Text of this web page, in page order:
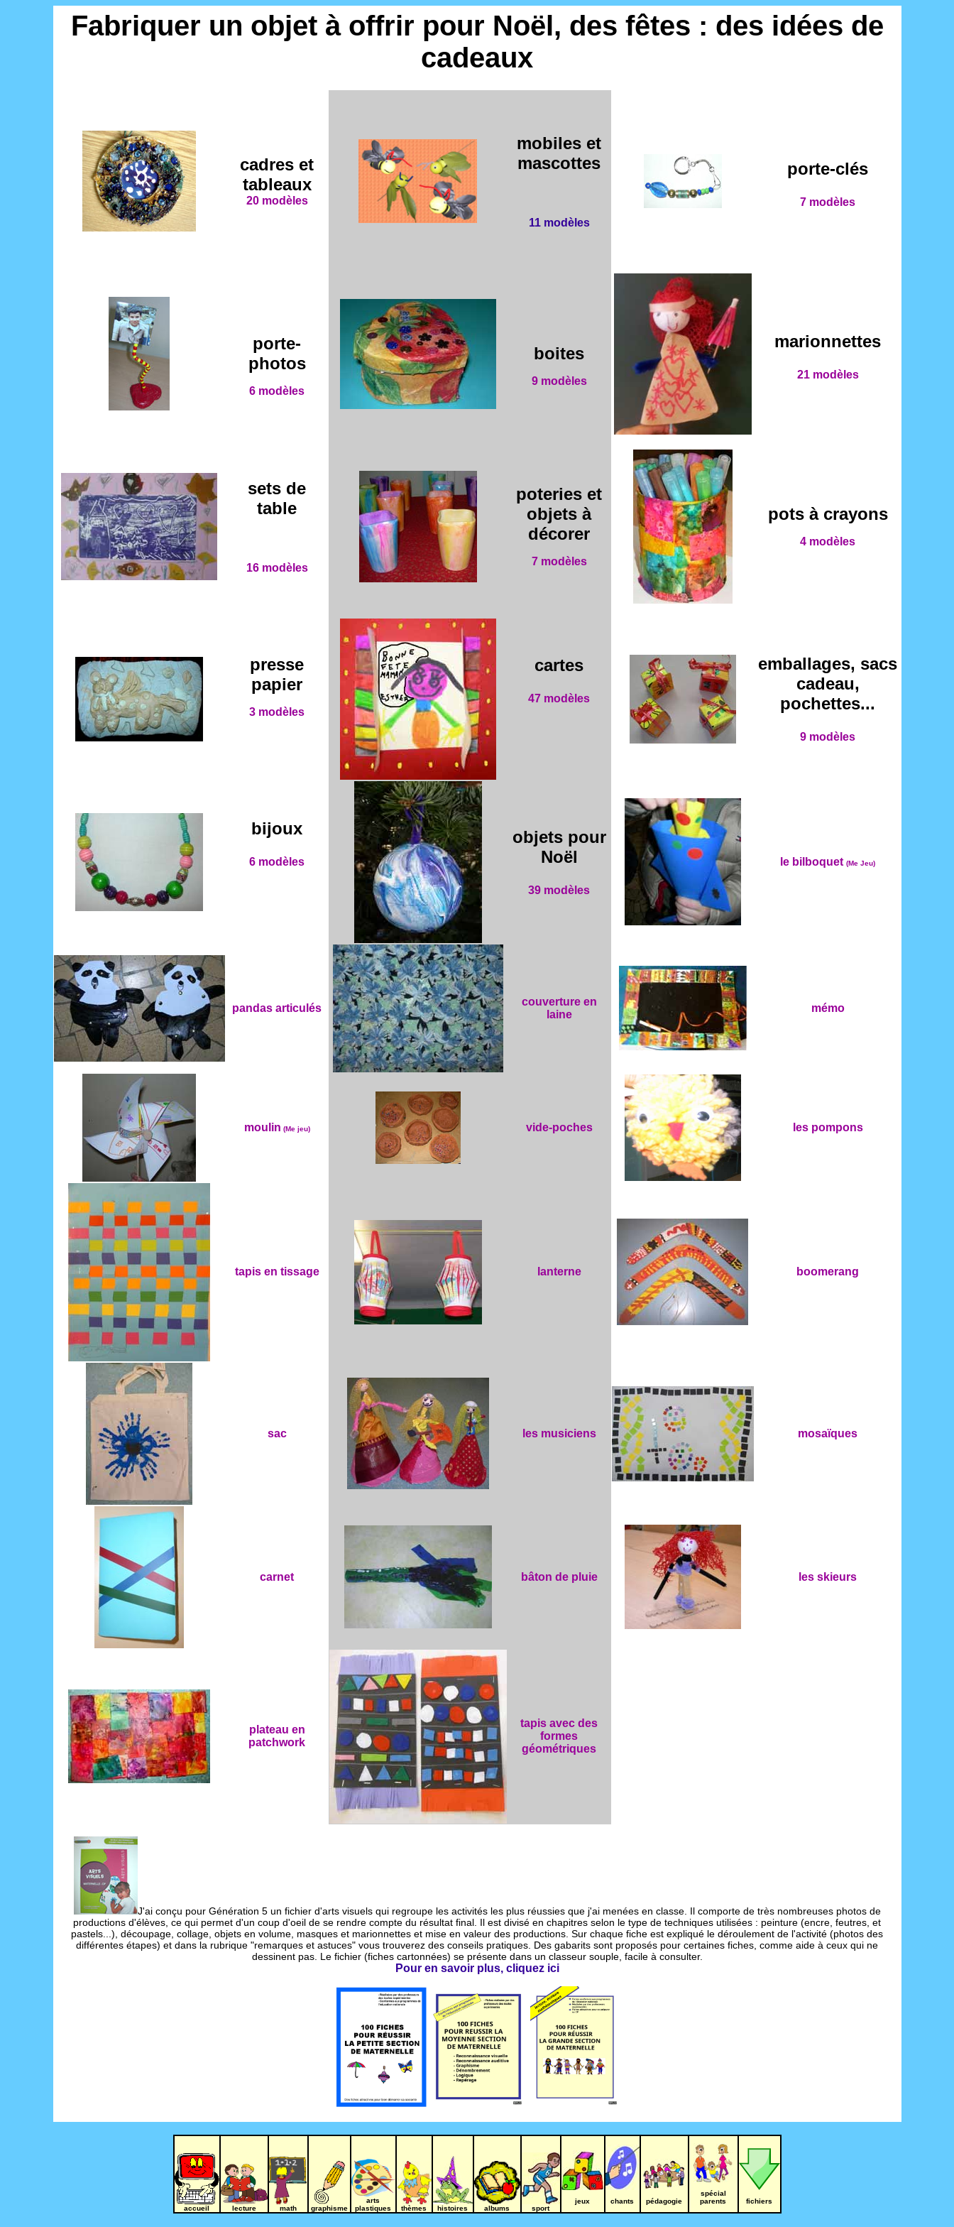
Fabriquer un objet à offrir pour Noël, des fêtes : des idées de
cadeaux
cadres et
tableaux
20 modèles
mobiles et
mascottes
11 modèles
porte-clés
7 modèles
porte-
photos
6 modèles
boites
9 modèles
marionnettes
21 modèles
sets de
table
16 modèles
poteries et
objets à
décorer
7 modèles
pots à crayons
4 modèles
presse
papier
3 modèles
cartes
47 modèles
emballages, sacs
cadeau,
pochettes...
9 modèles
bijoux
6 modèles
objets pour
Noël
39 modèles
le bilboquet (Me Jeu)
pandas articulés
couverture en
laine
mémo
moulin (Me jeu) vide-poches les pompons
tapis en tissage lanterne boomerang
sac les musiciens mosaïques
carnet bâton de pluie les skieurs
plateau en
patchwork
tapis avec des
formes
géométriques
J'ai conçu pour Génération 5 un fichier d'arts visuels qui regroupe les activités les plus réussies que j'ai menées en classe. Il comporte de très nombreuses photos de
productions d'élèves, ce qui permet d'un coup d'oeil de se rendre compte du résultat final. Il est divisé en chapitres selon le type de techniques utilisées : peinture (encre, feutres, et
pastels...), découpage, collage, objets en volume, masques et marionnettes et mise en valeur des productions. Sur chaque fiche est expliqué le déroulement de l'activité (photos des
différentes étapes) et dans la rubrique "remarques et astuces" vous trouverez des conseils pratiques. Des gabarits sont proposés pour certaines fiches, comme aide à ceux qui ne
dessinent pas. Le fichier (fiches cartonnées) se présente dans un classeur souple, facile à consulter.
Pour en savoir plus, cliquez ici
accueil lecture math graphisme
arts
plastiques
thèmes histoires albums sport
jeux chants pédagogie
spécial
parents
fichiers